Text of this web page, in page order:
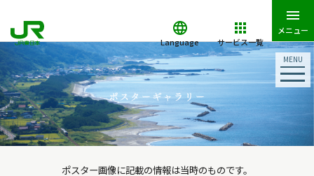
MENU
Language サービス一覧
メニュー
ポスター画像に記載の情報は当時のものです。